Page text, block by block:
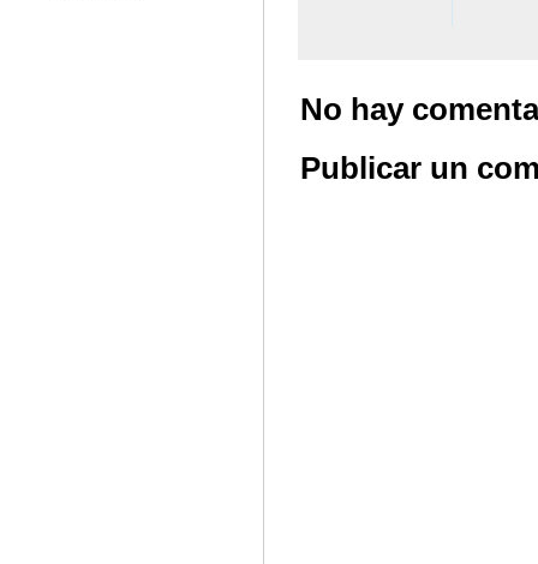
No hay
Publicar un